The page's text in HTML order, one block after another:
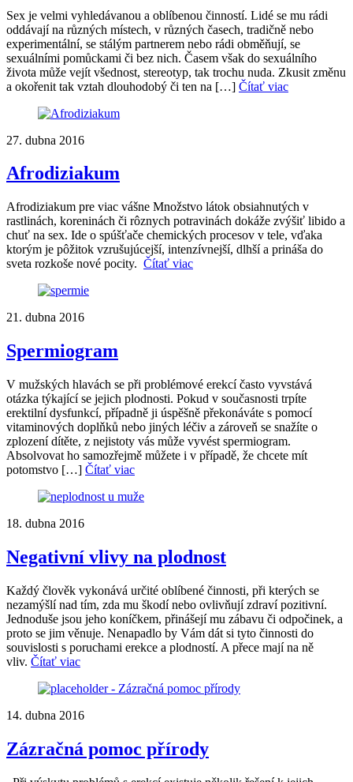
Sex je velmi vyhledávanou a oblíbenou činností. Lidé se mu rádi
oddávají na různých místech, v různých časech, tradičně nebo
experimentální, se stálým partnerem nebo rádi obměňují, se
sexuálními pomůckami či bez nich. Časem však do sexuálního
života může vejít všednost, stereotyp, tak trochu nuda. Zkusit změnu
a okořenit tak vztah dlouhodobý či ten na […] Čítať viac
27. dubna 2016
Afrodiziakum
Afrodiziakum pre viac vášne Množstvo látok obsiahnutých v
rastlinách, koreninách či rôznych potravinách dokáže zvýšiť libido a
chuť na sex. Ide o spúšťače chemických procesov v tele, vďaka
ktorým je pôžitok vzrušujúcejší, intenzívnejší, dlhší a prináša do
sveta rozkoše nové pocity. Čítať viac
21. dubna 2016
Spermiogram
V mužských hlavách se při problémové erekcí často vyvstává
otázka týkající se jejich plodnosti. Pokud v současnosti trpíte
erektilní dysfunkcí, případně ji úspěšně překonáváte s pomocí
vitaminových doplňků nebo jiných léčiv a zároveň se snažíte o
zplození dítěte, z nejistoty vás může vyvést spermiogram.
Absolvovat ho samozřejmě můžete i v případě, že chcete mít
potomstvo […] Čítať viac
18. dubna 2016
Negativní vlivy na plodnost
Každý člověk vykonává určité oblíbené činnosti, při kterých se
nezamýšlí nad tím, zda mu škodí nebo ovlivňují zdraví pozitivní.
Jednoduše jsou jeho koníčkem, přinášejí mu zábavu či odpočinek, a
proto se jim věnuje. Nenapadlo by Vám dát si tyto činnosti do
souvislosti s poruchami erekce a plodností. A přece mají na ně
vliv. Čítať viac
14. dubna 2016
Zázračná pomoc přírody